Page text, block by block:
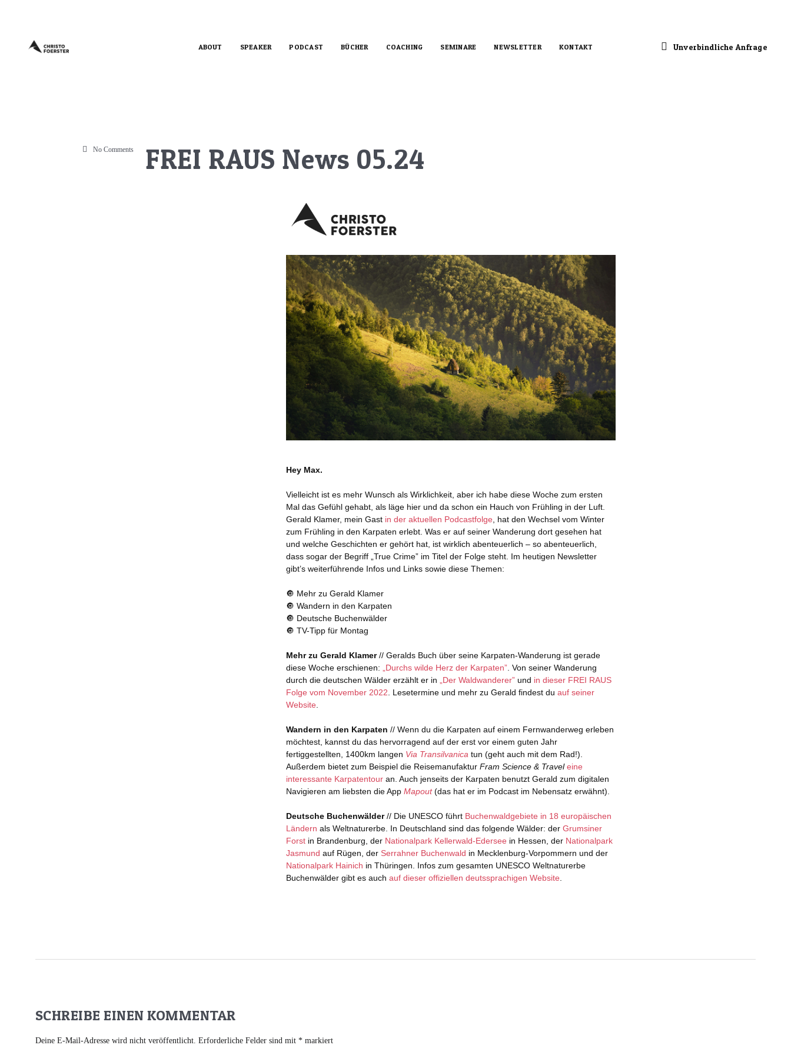
ABOUT SPEAKER PODCAST BÜCHER COACHING SEMINARE NEWSLETTER KONTAKT Unverbindliche Anfrage
No Comments FREI RAUS News 05.24
SCHREIBE EINEN KOMMENTAR
Deine E-Mail-Adresse wird nicht veröffentlicht. Erforderliche Felder sind mit * markiert